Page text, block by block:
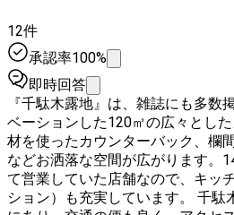
12件
承認率100%
即時回答
『千駄木露地』は、雑誌にも多数
ベーションした120㎡の広々とし
材を使ったカウンターバック、欄
などお洒落な空間が広がります。
て営業していた店舗なので、キッ
ション）も充実しています。 千駄木駅から徒歩3分の好立地